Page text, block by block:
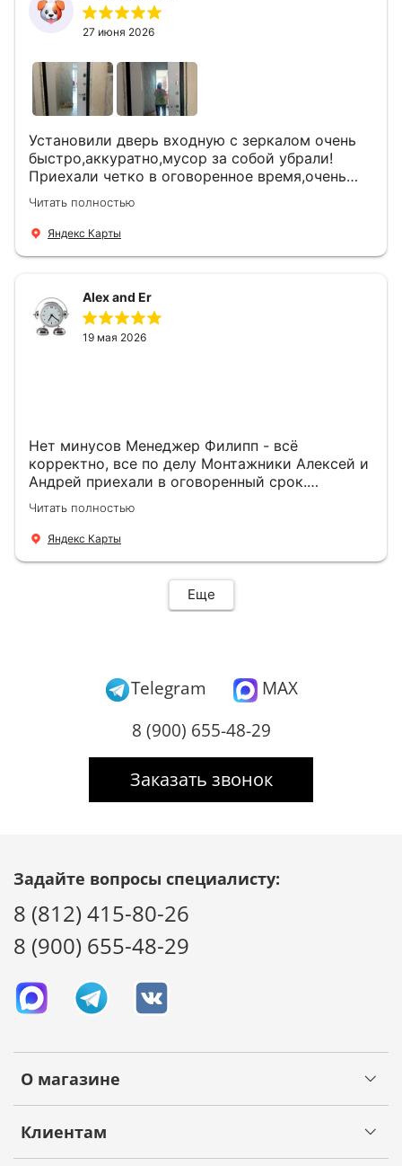
27 июня 2026
Установили дверь входную с зеркалом очень
быстро,аккуратно,мусор за собой убрали!
Приехали четко в оговоренное время,очень
вежливые,деликатные рабочие .Все
понравилось и дверь ,и работа и цена!
Читать полностью
Яндекс Карты
Alex and Er
19 мая 2026
Нет минусов Менеджер Филипп - всё
корректно, все по делу Монтажники Алексей и
Андрей приехали в оговоренный срок.
Демонтировали старую дверь и установили
новую буквально за час Быстро и качественно
+ нормальные цены Всем большое спасибо
Читать полностью
Яндекс Карты
Еще
Telegram
MAX
8 (900) 655-48-29
Заказать звонок
О магазине
Клиентам
Задайте вопросы специалисту:
8 (812) 415-80-26
8 (900) 655-48-29